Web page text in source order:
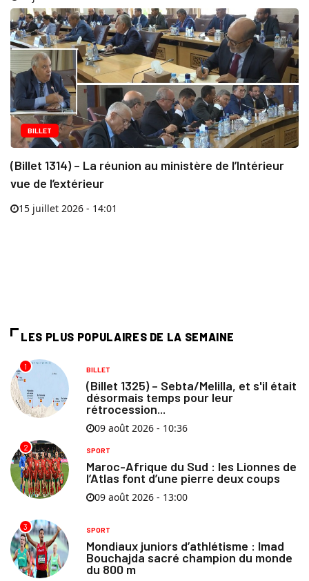
BILLET
(Billet 1314) – La réunion au ministère de l’Intérieur
vue de l’extérieur
15 juillet 2026 - 14:01
LES PLUS POPULAIRES DE LA SEMAINE
1 BILLET
(Billet 1325) – Sebta/Melilla, et s'il était
désormais temps pour leur
rétrocession...
09 août 2026 - 10:36
2 SPORT
Maroc-Afrique du Sud : les Lionnes de
l’Atlas font d’une pierre deux coups
09 août 2026 - 13:00
3 SPORT
Mondiaux juniors d’athlétisme : Imad
Bouchajda sacré champion du monde
du 800 m